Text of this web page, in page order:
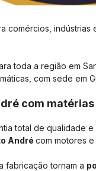
comércios, indústrias
toda a região em
com sede em
com
total de qualidade
André com motores
fabricação tornam a